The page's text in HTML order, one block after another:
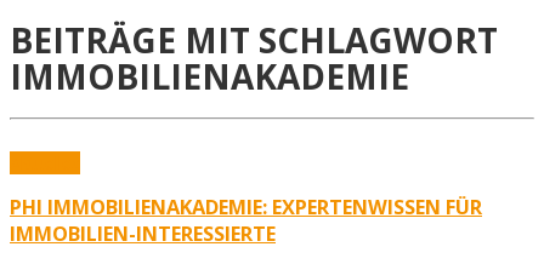
BEITRÄGE MIT SCHLAGWORT
IMMOBILIENAKADEMIE
PHI IMMOBILIENAKADEMIE: EXPERTENWISSEN FÜR
IMMOBILIEN-INTERESSIERTE